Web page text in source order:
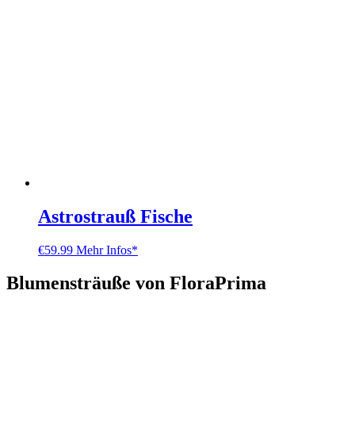
Astrostrauß Fische
€59.99 Mehr Infos*
Blumensträuße von FloraPrima